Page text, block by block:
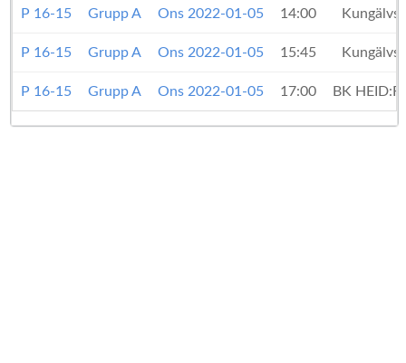
P 16-15 Grupp A Ons 2022-01-05 14:00
P 16-15 Grupp A Ons 2022-01-05 15:45
P 16-15 Grupp A Ons 2022-01-05 17:00 BK